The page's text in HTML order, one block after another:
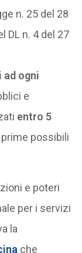
n. 25 del 28
DL n. 4 del 27
ogni
e
entro 5
possibili
e poteri
per i servizi
la
che